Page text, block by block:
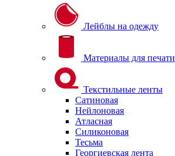
Лейблы на одежду
Материалы для печати
Текстильные ленты
Сатиновая
Нейлоновая
Атласная
Силиконовая
Тесьма
Георгиевская лента